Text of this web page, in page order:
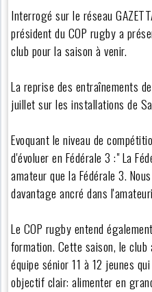
Interrogé sur le réseau
président du COP rugby a
club pour la saison à venir.
La reprise des entraînements
juillet sur les installations de
Evoquant le niveau de
d'évoluer en Fédérale 3 :" La
amateur que la Fédérale 3.
davantage ancré dans
Le COP rugby entend
formation. Cette saison, le
équipe sénior 11 à 12 jeunes
objectif clair: alimenter en